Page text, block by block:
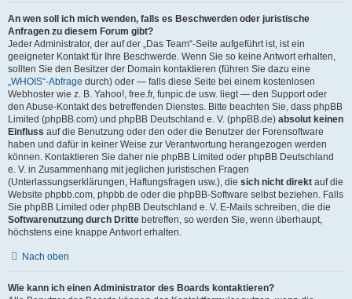
An wen soll ich mich wenden, falls es Beschwerden oder juristische
Anfragen zu diesem Forum gibt?
Jeder Administrator, der auf der „Das Team“-Seite aufgeführt ist, ist ein
geeigneter Kontakt für Ihre Beschwerde. Wenn Sie so keine Antwort erhalten,
sollten Sie den Besitzer der Domain kontaktieren (führen Sie dazu eine
„WHOIS“-Abfrage durch) oder — falls diese Seite bei einem kostenlosen
Webhoster wie z. B. Yahoo!, free.fr, funpic.de usw. liegt — den Support oder
den Abuse-Kontakt des betreffenden Dienstes. Bitte beachten Sie, dass phpBB
Limited (phpBB.com) und phpBB Deutschland e. V. (phpBB.de) absolut keinen
Einfluss auf die Benutzung oder den oder die Benutzer der Forensoftware
haben und dafür in keiner Weise zur Verantwortung herangezogen werden
können. Kontaktieren Sie daher nie phpBB Limited oder phpBB Deutschland
e. V. in Zusammenhang mit jeglichen juristischen Fragen
(Unterlassungserklärungen, Haftungsfragen usw.), die sich nicht direkt auf die
Website phpbb.com, phpbb.de oder die phpBB-Software selbst beziehen. Falls
Sie phpBB Limited oder phpBB Deutschland e. V. E-Mails schreiben, die die
Softwarenutzung durch Dritte betreffen, so werden Sie, wenn überhaupt,
höchstens eine knappe Antwort erhalten.
Nach oben
Wie kann ich einen Administrator des Boards kontaktieren?